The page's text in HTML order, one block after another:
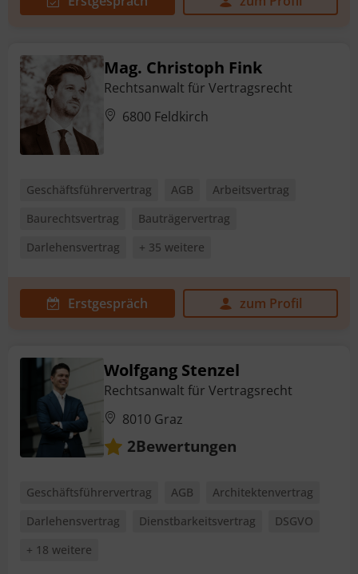
Mag. Christoph Fink
Rechtsanwalt für Vertragsrecht
6800 Feldkirch
Geschäftsführervertrag AGB
Arbeitsvertrag
Baurechtsvertrag
Bauträgervertrag
Darlehensvertrag
+ 35 weitere
Erstgespräch zum Profil
Wolfgang Stenzel
Rechtsanwalt für Vertragsrecht
8010 Graz
2Bewertungen
Geschäftsführervertrag AGB
Architektenvertrag
Darlehensvertrag
Dienstbarkeitsvertrag
DSGVO
+ 18 weitere